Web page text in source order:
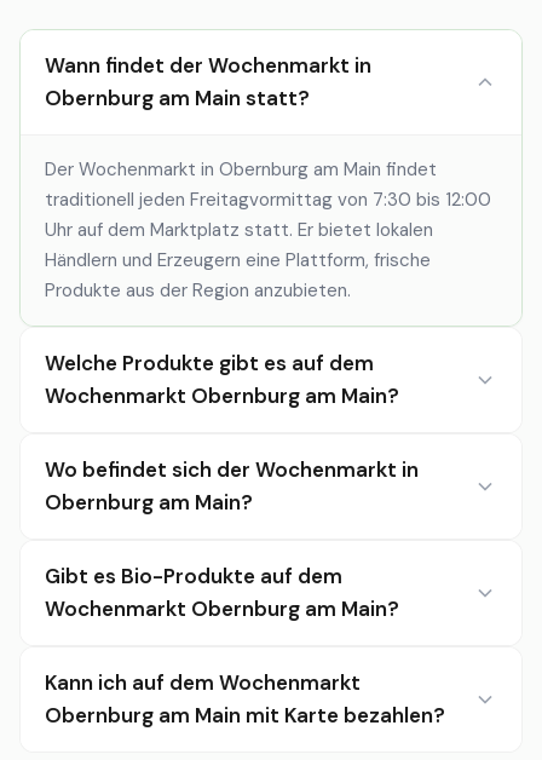
Wann findet der Wochenmarkt in
Obernburg am Main statt?
Der Wochenmarkt in Obernburg am Main findet
traditionell jeden Freitagvormittag von 7:30 bis 12:00
Uhr auf dem Marktplatz statt. Er bietet lokalen
Händlern und Erzeugern eine Plattform, frische
Produkte aus der Region anzubieten.
Welche Produkte gibt es auf dem
Wochenmarkt Obernburg am Main?
Wo befindet sich der Wochenmarkt in
Obernburg am Main?
Gibt es Bio-Produkte auf dem
Wochenmarkt Obernburg am Main?
Kann ich auf dem Wochenmarkt
Obernburg am Main mit Karte bezahlen?